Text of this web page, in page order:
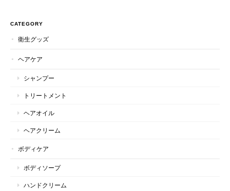
CATEGORY
衛生グッズ
ヘアケア
シャンプー
トリートメント
ヘアオイル
ヘアクリーム
ボディケア
ボディソープ
ハンドクリーム